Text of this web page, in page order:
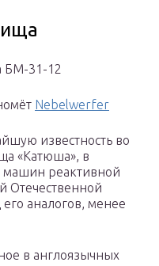
БМ-31-12
Nebelwerfer
известность во
«Катюша», в
машин реактивной
Отечественной
аналогов, менее
в англоязычных